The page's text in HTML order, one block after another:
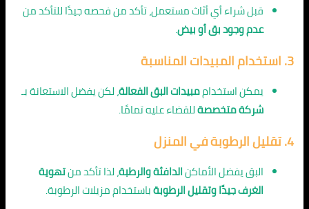
قبل شراء أي أثاث مستعمل، تأكد من فحصه جيدًا للتأكد من
عدم وجود بق أو بيض.
3. استخدام المبيدات المناسبة
يمكن استخداممبيدات البق الفعالة، لكن يفضل الاستعانة بـ
شركة متخصصةللقضاء عليه تمامًا.
4. تقليل الرطوبة في المنزل
البق يفضل الأماكنالدافئة والرطبة، لذا تأكد منتهوية
الغرف جيدًا وتقليل الرطوبةباستخدام مزيلات الرطوبة.